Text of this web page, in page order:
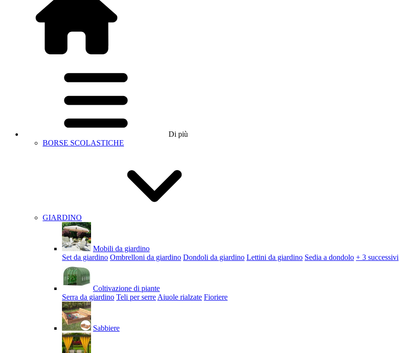
Di più
BORSE SCOLASTICHE
GIARDINO
Mobili da giardino
Set da giardino Ombrelloni da giardino Dondoli da giardino Lettini da giardino Sedia a dondolo + 3 successivi
Coltivazione di piante
Serra da giardino Teli per serre Aiuole rialzate Fioriere
Sabbiere